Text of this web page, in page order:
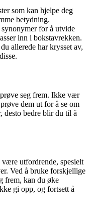
som kan hjelpe deg
betydning.
for å utvide
inn i bokstavrekken.
allerede har krysset av,
seg frem. Ikke vær
dem ut for å se om
desto bedre blir du til å
utfordrende, spesielt
Ved å bruke forskjellige
frem, kan du øke
gi opp, og fortsett å